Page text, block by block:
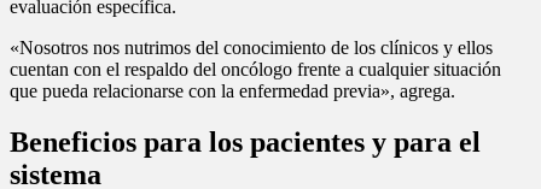
evaluación específica.
«Nosotros nos nutrimos del conocimiento de los clínicos y ellos
cuentan con el respaldo del oncólogo frente a cualquier situación
que pueda relacionarse con la enfermedad previa», agrega.
Beneficios para los pacientes y para el
sistema